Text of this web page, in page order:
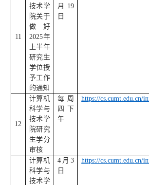
11
技术学
院关于
做好
2025年
上半年
研究生
学位授
予工作
的通知
月 19
日
12
计算机
科学与
技术学
院研究
生学分
审核
每周
四下
午
https://cs.cumt.edu.cn/
计算机
科学与
技术学
4 月 3
日
https://cs.cumt.edu.cn/